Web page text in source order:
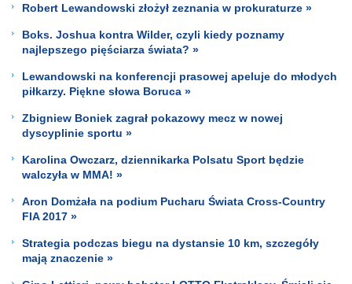
Robert Lewandowski złożył zeznania w prokuraturze »
Boks. Joshua kontra Wilder, czyli kiedy poznamy
najlepszego pięściarza świata? »
Lewandowski na konferencji prasowej apeluje do młodych
piłkarzy. Piękne słowa Boruca »
Zbigniew Boniek zagrał pokazowy mecz w nowej
dyscyplinie sportu »
Karolina Owczarz, dziennikarka Polsatu Sport będzie
walczyła w MMA! »
Aron Domżała na podium Pucharu Świata Cross-Country
FIA 2017 »
Strategia podczas biegu na dystansie 10 km, szczegóły
mają znaczenie »